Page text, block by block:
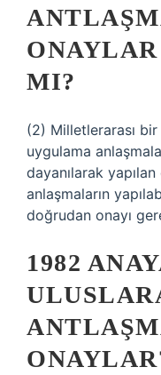
MI?
(2) Milletlerarası bir
uygulama
dayanılarak
anlaşmaların
doğrudan onayı
1982